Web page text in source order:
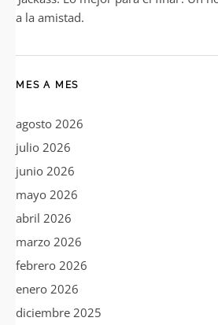
a la amistad.
MES A MES
agosto 2026
julio 2026
junio 2026
mayo 2026
abril 2026
marzo 2026
febrero 2026
enero 2026
diciembre 2025